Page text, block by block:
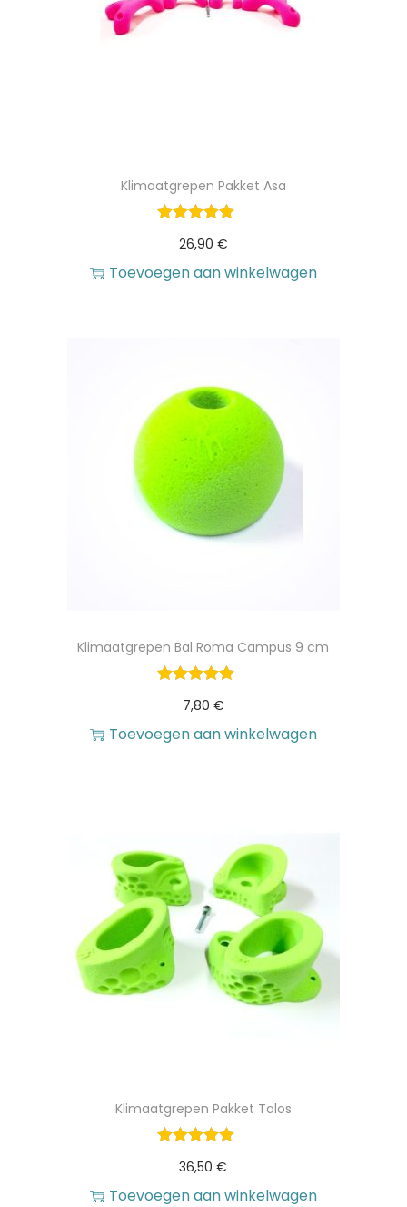
Klimaatgrepen Pakket Asa
26,90 €
Toevoegen aan winkelwagen
Klimaatgrepen Bal Roma Campus 9 cm
7,80 €
Toevoegen aan winkelwagen
Klimaatgrepen Pakket Talos
36,50€
Toevoegen aan winkelwagen